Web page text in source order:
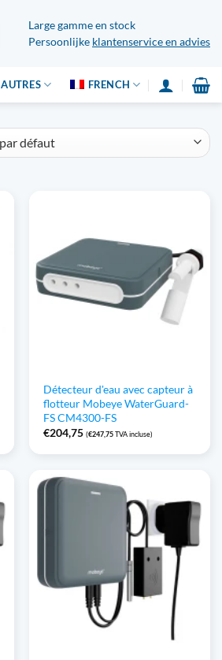
Large gamme en stock
Persoonlijke klantenservice en advies
AUTRES FRENCH
Détecteur d'eau avec capteur à
flotteur Mobeye WaterGuard-
FS CM4300-FS
€204,75 (€247,75TVA incluse)